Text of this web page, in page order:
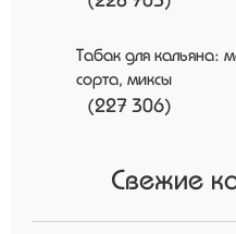
Табак для кальяна:
сорта, миксы
(227 306)
Свежие